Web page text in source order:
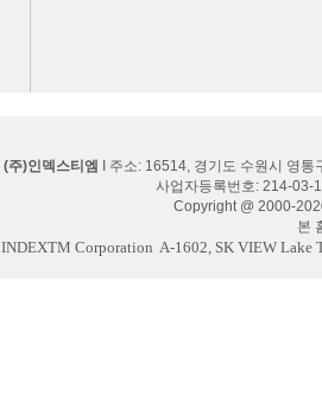
(주)인덱스티엠
I 주소: 16514, 경기도 수원시 영
사업자등록번호: 214-
Copyright @ 2000-
본 홈
INDEXTM Corporation A-1602, SK VIEW Lake